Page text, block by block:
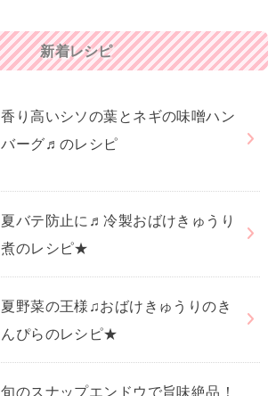
新着レシピ
香り高いシソの葉とネギの味噌ハン
バーグ♬のレシピ
夏バテ防止に♬冷製おばけきゅうり
煮のレシピ★
夏野菜の王様♫おばけきゅうりのき
んぴらのレシピ★
旬のスナップエンドウで旨味絶品！